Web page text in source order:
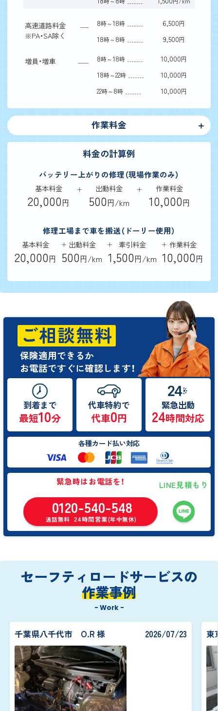
高速道路料金
※PA・SA除く
8時～18時 6,500円
18時～8時 9,500円
増員・増車 8時～18時 10,000円
18時～22時 10,000円
22時～8時 10,000円
作業料金
料金の計算例
バッテリー上がりの修理（現場作業のみ）
基本料金
20,000円
出動料金
500円/km
作業料金
10,000円
修理工場まで車を搬送（ドーリー使用）
基本料金
20,000円
出動料金
500円/km
牽引料金
1,500円/km
作業料金
10,000円
ご相談無料
保険適用できるか
お電話ですぐに確認します！
到着まで
最短10分
代車特約で
代車0円
緊急出動
24時間対応
各種カード払い対応
緊急時はお電話を！
0120-540-548
通話無料 24時間営業(年中無休)
LINE見積もり
セーフティロードサービスの
作業事例
- Work -
千葉県八千代市 O.R 様 2026/07/23 東